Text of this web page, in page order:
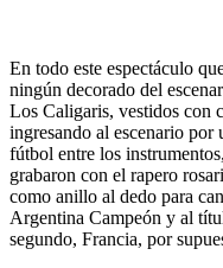
En todo este espectáculo
ningún decorado del
Los Caligaris, vestidos con
ingresando al escenario
fútbol entre los
grabaron con el rapero
como anillo al dedo para
Argentina Campeón y al
segundo, Francia, por